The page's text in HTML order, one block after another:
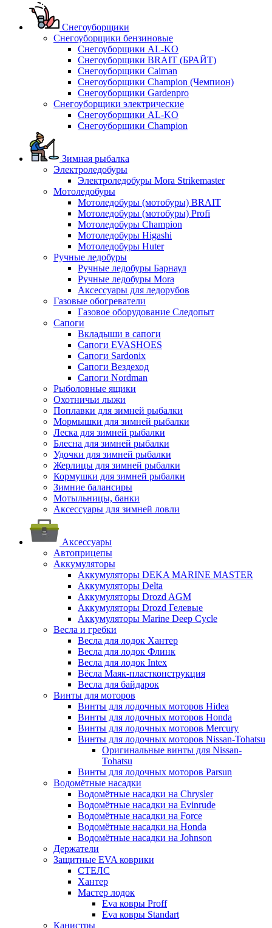
Снегоуборщики
Снегоуборщики бензиновые
Снегоуборщики AL-KO
Снегоуборщики BRAIT (БРАЙТ)
Снегоуборщики Caiman
Снегоуборщики Champion (Чемпион)
Снегоуборщики Gardenpro
Снегоуборщики электрические
Снегоуборщики AL-KO
Снегоуборщики Champion
Зимная рыбалка
Электроледобуры
Электроледобуры Mora Strikemaster
Мотоледобуры
Мотоледобуры (мотобуры) BRAIT
Мотоледобуры (мотобуры) Profi
Мотоледобуры Champion
Мотоледобуры Higashi
Мотоледобуры Huter
Ручные ледобуры
Ручные ледобуры Барнаул
Ручные ледобуры Mora
Аксессуары для ледорубов
Газовые обогреватели
Газовое оборудование Следопыт
Сапоги
Вкладыши в сапоги
Сапоги EVASHOES
Сапоги Sardonix
Сапоги Вездеход
Сапоги Nordman
Рыболовные ящики
Охотничьи лыжи
Поплавки для зимней рыбалки
Мормышки для зимней рыбалки
Леска для зимней рыбалки
Блесна для зимней рыбалки
Удочки для зимней рыбалки
Жерлицы для зимней рыбалки
Кормушки для зимней рыбалки
Зимние балансиры
Мотыльницы, банки
Аксессуары для зимней ловли
Аксессуары
Автоприцепы
Аккумуляторы
Аккумуляторы DEKA MARINE MASTER
Аккумуляторы Delta
Аккумуляторы Drozd AGM
Аккумуляторы Drozd Гелевые
Аккумуляторы Marine Deep Cycle
Весла и гребки
Весла для лодок Хантер
Весла для лодок Флинк
Весла для лодок Intex
Вёсла Маяк-пластконструкция
Весла для байдарок
Винты для моторов
Винты для лодочных моторов Hidea
Винты для лодочных моторов Honda
Винты для лодочных моторов Mercury
Винты для лодочных моторов Nissan-Tohatsu
Оригинальные винты для Nissan-
Tohatsu
Винты для лодочных моторов Parsun
Водомётные насадки
Водомётные насадки на Chrysler
Водомётные насадки на Evinrude
Водомётные насадки на Force
Водомётные насадки на Honda
Водомётные насадки на Johnson
Держатели
Защитные EVA коврики
СТЕЛС
Хантер
Мастер лодок
Eva ковры Proff
Eva ковры Standart
Канистры